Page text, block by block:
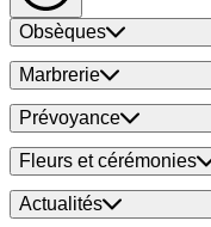
Obsèques
Marbrerie
Prévoyance
Fleurs et cérémonies
Actualités